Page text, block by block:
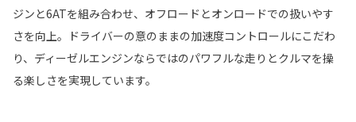
ジンと6ATを組み合わせ、オフロードとオンロードでの扱いやす
さを向上。ドライバーの意のままの加速度コントロールにこだわ
り、ディーゼルエンジンならではのパワフルな走りとクルマを操
る楽しさを実現しています。